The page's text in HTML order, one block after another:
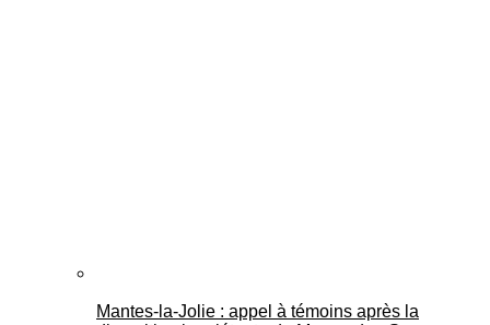
Mantes-la-Jolie : appel à témoins après la